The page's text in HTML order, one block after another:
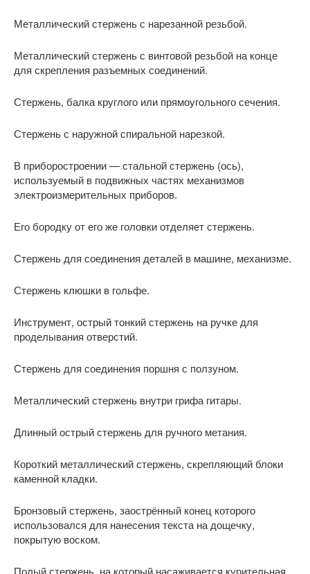
Металлический стержень с нарезанной резьбой.
Металлический стержень с винтовой резьбой на конце
для скрепления разъемных соединений.
Стержень, балка круглого или прямоугольного сечения.
Стержень с наружной спиральной нарезкой.
В приборостроении — стальной стержень (ось),
используемый в подвижных частях механизмов
электроизмерительных приборов.
Его бородку от его же головки отделяет стержень.
Стержень для соединения деталей в машине, механизме.
Стержень клюшки в гольфе.
Инструмент, острый тонкий стержень на ручке для
проделывания отверстий.
Стержень для соединения поршня с ползуном.
Металлический стержень внутри грифа гитары.
Длинный острый стержень для ручного метания.
Короткий металлический стержень, скрепляющий блоки
каменной кладки.
Бронзовый стержень, заострённый конец которого
использовался для нанесения текста на дощечку,
покрытую воском.
Полый стержень, на который насаживается курительная